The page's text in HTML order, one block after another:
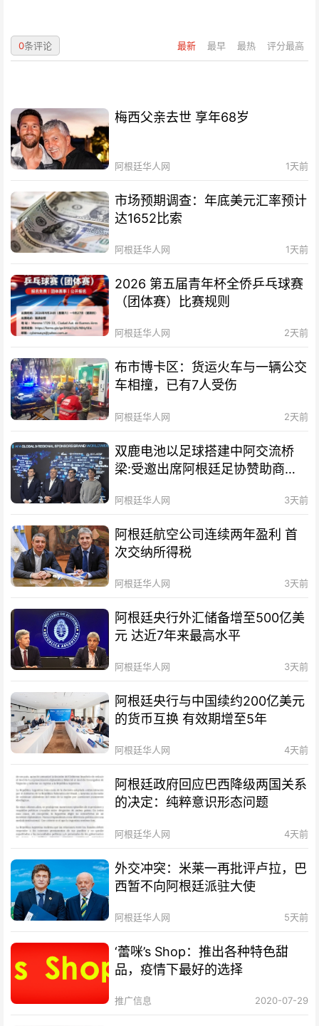
最新 最早 最热 评分最高
0条评论
梅西父亲去世 享年68岁
阿根廷华人网 1天前
市场预期调查：年底美元汇率预计
达1652比索
阿根廷华人网 1天前
2026 第五届青年杯全侨乒乓球赛
（团体赛）比赛规则
阿根廷华人网 2天前
布市博卡区：货运火车与一辆公交
车相撞，已有7人受伤
阿根廷华人网 2天前
双鹿电池以足球搭建中阿交流桥
梁:受邀出席阿根廷足协赞助商招
阿根廷华人网 3天前
阿根廷航空公司连续两年盈利 首
次交纳所得税
阿根廷华人网 3天前
阿根廷央行外汇储备增至500亿美
元 达近7年来最高水平
阿根廷华人网 3天前
阿根廷央行与中国续约200亿美元
的货币互换 有效期增至5年
阿根廷华人网 4天前
阿根廷政府回应巴西降级两国关系
的决定：纯粹意识形态问题
阿根廷华人网 4天前
外交冲突：米莱一再批评卢拉，巴
西暂不向阿根廷派驻大使
阿根廷华人网 5天前
‘蕾咪’s Shop：推出各种特色甜
品，疫情下最好的选择
推广信息 2020-07-29